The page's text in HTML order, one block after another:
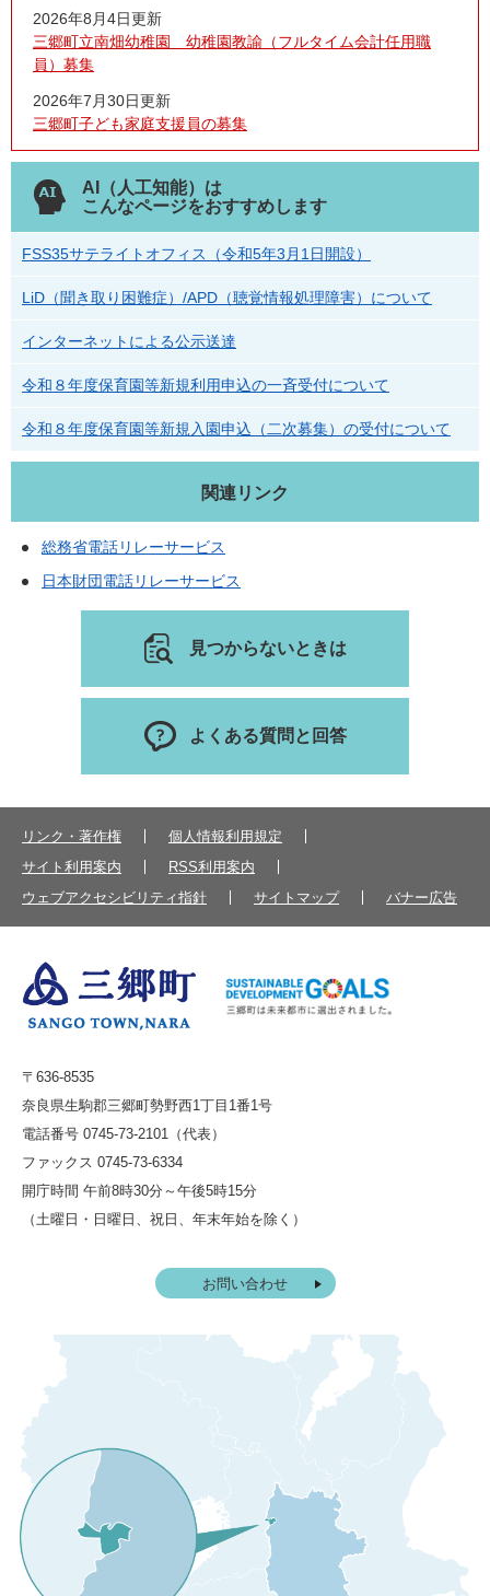
2026年8月4日更新
三郷町立南畑幼稚園 幼稚園教諭（フルタイム会計任用職
員）募集
2026年7月30日更新
三郷町子ども家庭支援員の募集
AI（人工知能）は
こんなページをおすすめします
FSS35サテライトオフィス（令和5年3月1日開設）
LiD（聞き取り困難症）/APD（聴覚情報処理障害）について
インターネットによる公示送達
令和８年度保育園等新規利用申込の一斉受付について
令和８年度保育園等新規入園申込（二次募集）の受付について
関連リンク
総務省電話リレーサービス
日本財団電話リレーサービス
見つからないときは
よくある質問と回答
リンク・著作権
個人情報利用規定
サイト利用案内
RSS利用案内
ウェブアクセシビリティ指針
サイトマップ バナー広告
〒636-8535
奈良県生駒郡三郷町勢野西1丁目1番1号
電話番号 0745-73-2101（代表）
ファックス 0745-73-6334
開庁時間 午前8時30分～午後5時15分
（土曜日・日曜日、祝日、年末年始を除く）
お問い合わせ